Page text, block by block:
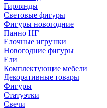
Гирлянды
Световые фигуры
Фигуры новогодние
Панно НГ
Елочные игрушки
Новогодние фигуры
Ели
Комплектующие мебели
Декоративные товары
Фигуры
Статуэтки
Свечи